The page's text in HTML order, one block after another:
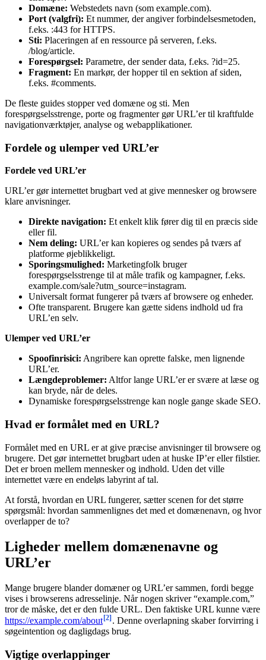
Domæne: Webstedets navn (som example.com).
Port (valgfri): Et nummer, der angiver forbindelsesmetoden,
f.eks. :443 for HTTPS.
Sti: Placeringen af en ressource på serveren, f.eks.
/blog/article.
Forespørgsel: Parametre, der sender data, f.eks. ?id=25.
Fragment: En markør, der hopper til en sektion af siden,
f.eks. #comments.
De fleste guides stopper ved domæne og sti. Men
forespørgselsstrenge, porte og fragmenter gør URL’er til kraftfulde
navigationværktøjer, analyse og webapplikationer.
Fordele og ulemper ved URL’er
Fordele ved URL’er
URL’er gør internettet brugbart ved at give mennesker og browsere
klare anvisninger.
Direkte navigation: Et enkelt klik fører dig til en præcis side
eller fil.
Nem deling: URL’er kan kopieres og sendes på tværs af
platforme øjeblikkeligt.
Sporingsmulighed: Marketingfolk bruger
forespørgselsstrenge til at måle trafik og kampagner, f.eks.
example.com/sale?utm_source=instagram.
Universalt format fungerer på tværs af browsere og enheder.
Ofte transparent. Brugere kan gætte sidens indhold ud fra
URL’en selv.
Ulemper ved URL’er
Spoofinrisici: Angribere kan oprette falske, men lignende
URL’er.
Længdeproblemer: Altfor lange URL’er er svære at læse og
kan bryde, når de deles.
Dynamiske forespørgselsstrenge kan nogle gange skade SEO.
Hvad er formålet med en URL?
Formålet med en URL er at give præcise anvisninger til browsere og
brugere. Det gør internettet brugbart uden at huske IP’er eller filstier.
Det er broen mellem mennesker og indhold. Uden det ville
internettet være en endeløs labyrint af tal.
At forstå, hvordan en URL fungerer, sætter scenen for det større
spørgsmål: hvordan sammenlignes det med et domænenavn, og hvor
overlapper de to?
Ligheder mellem domænenavne og
URL’er
Mange brugere blander domæner og URL’er sammen, fordi begge
vises i browserens adresselinje. Når nogen skriver “example.com,”
tror de måske, det er den fulde URL. Den faktiske URL kunne være
https://example.com/about [2] . Denne overlapning skaber forvirring i
søgeintention og dagligdags brug.
Vigtige overlappinger